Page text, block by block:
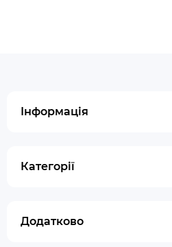
Інформація
Категорії
Додатково